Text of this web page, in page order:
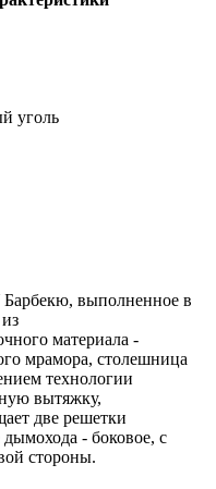
уголь
выполненное в
материала -
мрамора, столешница
технологии
вытяжку,
две решетки
- боковое, с
стороны.